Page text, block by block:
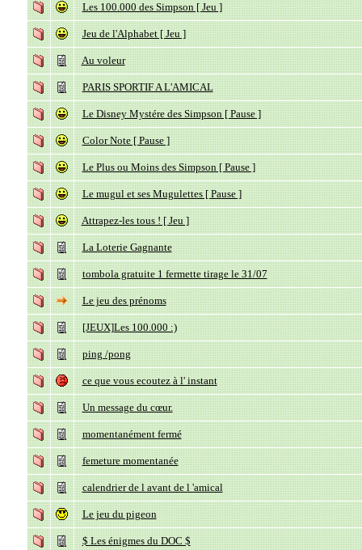
Les 100.000 des Simpson [ Jeu ]
Jeu de l'Alphabet [ Jeu ]
Au voleur
PARIS SPORTIF A L'AMICAL
Le Disney Mystére des Simpson [ Pause ]
Color Note [ Pause ]
Le Plus ou Moins des Simpson [ Pause ]
Le mugul et ses Mugulettes [ Pause ]
Attrapez-les tous ! [ Jeu ]
La Loterie Gagnante
tombola gratuite 1 fermette tirage le 31/07
Le jeu des prénoms
[JEUX]Les 100.000 :)
ping /pong
ce que vous ecoutez à l' instant
Un message du cœur.
momentanément fermé
femeture momentanée
calendrier de l avant de l 'amical
Le jeu du pigeon
$ Les énigmes du DOC $